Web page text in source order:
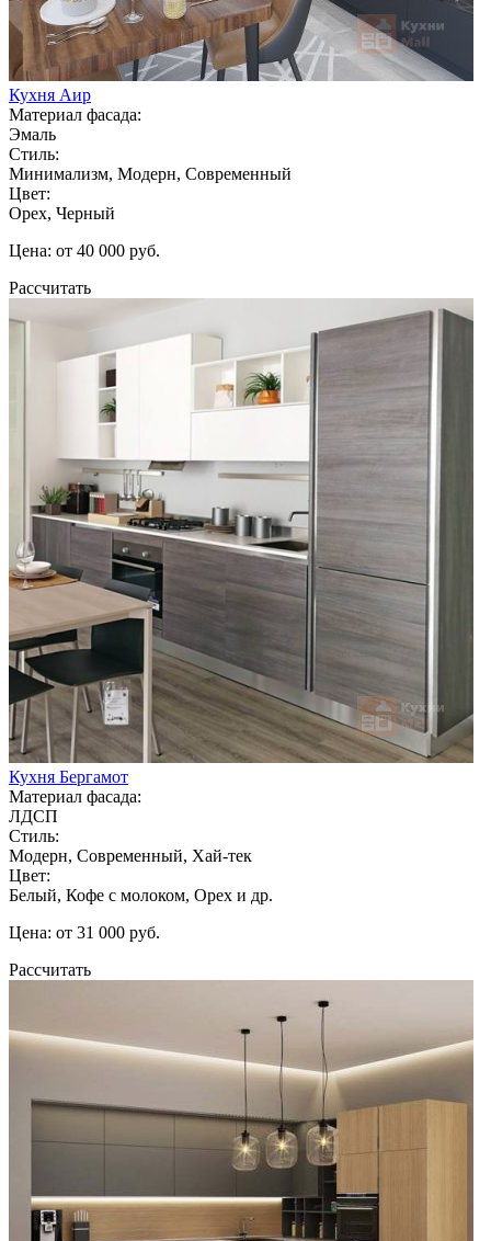
Кухня Аир
Материал фасада:
Эмаль
Стиль:
Минимализм, Модерн, Современный
Цвет:
Орех, Черный
Цена: от 40 000 руб.
Рассчитать
Кухня Бергамот
Материал фасада:
ЛДСП
Стиль:
Модерн, Современный, Хай-тек
Цвет:
Белый, Кофе с молоком, Орех и др.
Цена: от 31 000 руб.
Рассчитать